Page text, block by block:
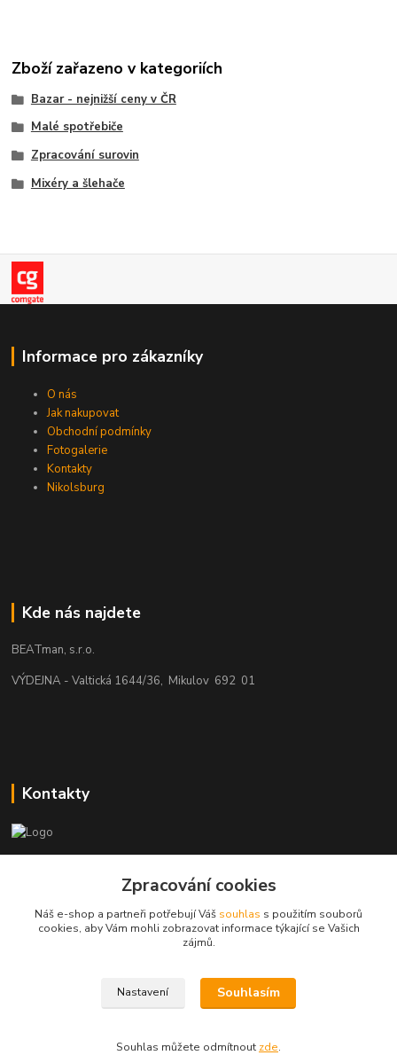
Zboží zařazeno v kategoriích
Bazar - nejnižší ceny v ČR
Malé spotřebiče
Zpracování surovin
Mixéry a šlehače
Informace pro zákazníky
O nás
Jak nakupovat
Obchodní podmínky
Fotogalerie
Kontakty
Nikolsburg
Kde nás najdete
BEATman, s.r.o.
VÝDEJNA - Valtická 1644/36, Mikulov 692 01
Kontakty
elektro@beatman.cz
Zpracování cookies
Náš e-shop a partneři potřebují Váš souhlas s použitím souborů
cookies, aby Vám mohli zobrazovat informace týkající se Vašich
zájmů.
Nastavení Souhlasím
Souhlas můžete odmítnout zde.